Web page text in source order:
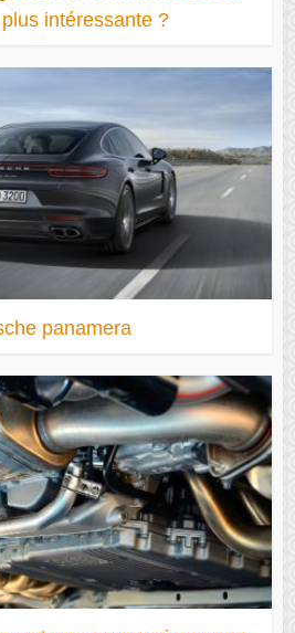
plus intéressante ?
panamera